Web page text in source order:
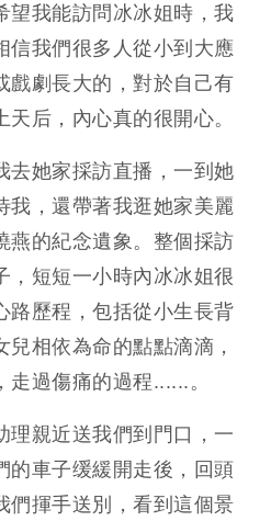
望我能訪問冰冰姐時，我
信我們很多人從小到大應
戲劇長大的，對於自己有
后，內心真的很開心。
去她家採訪直播，一到她
我，還帶著我逛她家美麗
燕的紀念遺象。整個採訪
，短短一小時內冰冰姐很
路歷程，包括從小生長背
相依為命的點點滴滴，
過傷痛的過程......。
理親近送我們到門口，一
的車子缓緩開走後，回頭
們揮手送別，看到這個景